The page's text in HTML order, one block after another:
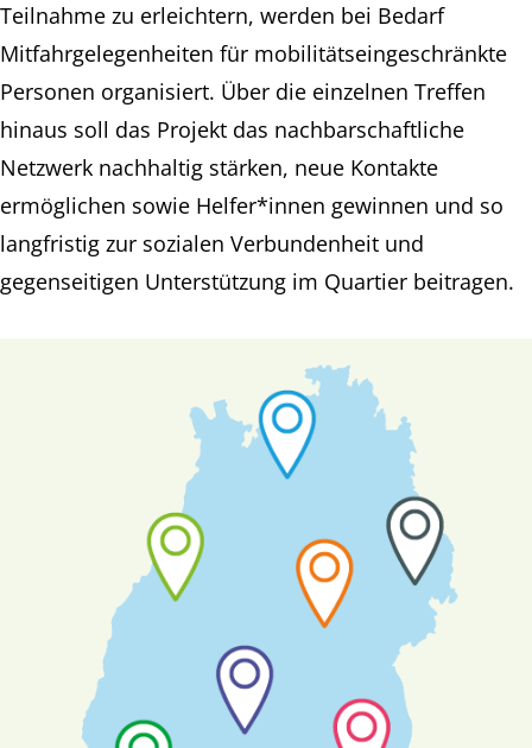
Teilnahme zu erleichtern, werden bei Bedarf
Mitfahrgelegenheiten für mobilitätseingeschränkte
Personen organisiert. Über die einzelnen Treffen
hinaus soll das Projekt das nachbarschaftliche
Netzwerk nachhaltig stärken, neue Kontakte
ermöglichen sowie Helfer*innen gewinnen und so
langfristig zur sozialen Verbundenheit und
gegenseitigen Unterstützung im Quartier beitragen.